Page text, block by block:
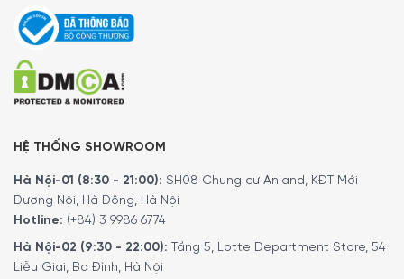
5/5 - (2 bình chọn)
HỆ THỐNG SHOWROOM
Hà Nội-01 (8:30 - 21:00): SH08 Chung cư Anland, KĐT Mới
Dương Nội, Hà Đông, Hà Nội
Hotline: (+84) 3 9986 6774
Hà Nội-02 (9:30 - 22:00): Tầng 5, Lotte Department Store, 54
Liễu Giai, Ba Đình, Hà Nội